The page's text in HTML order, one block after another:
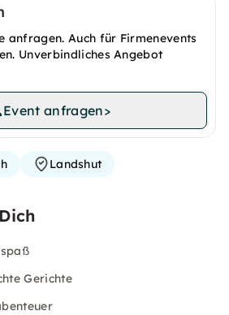
anfragen. Auch für Firmenevents
Unverbindliches Angebot
Event anfragen>
Landshut
Gerichte